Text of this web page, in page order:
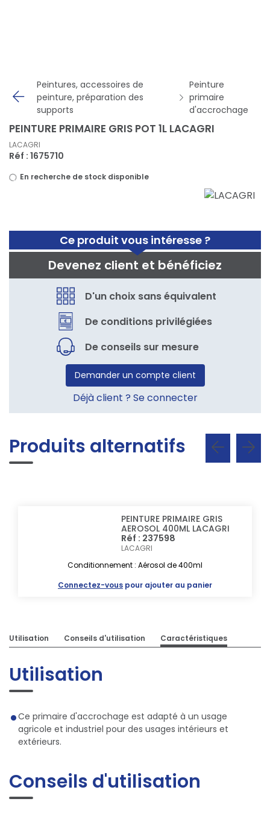
Peintures, accessoires de
peinture, préparation des
supports
Peinture
primaire
d'accrochage
Ce produit vous intéresse ?
Devenez client et bénéficiez
D'un choix sans équivalent
De conditions privilégiées
De conseils sur mesure
Demander un compte client
Déjà client ? Se connecter
PEINTURE PRIMAIRE GRIS POT 1L LACAGRI
LACAGRI
Réf : 1675710
En recherche de stock disponible
Produits alternatifs
PEINTURE PRIMAIRE GRIS
AEROSOL 400ML LACAGRI
Réf : 237598
LACAGRI
Conditionnement : Aérosol de 400ml
Connectez-vous pour ajouter au panier
Utilisation Conseils d'utilisation Caractéristiques
Utilisation
Ce primaire d'accrochage est adapté à un usage
agricole et industriel pour des usages intérieurs et
extérieurs.
Conseils d'utilisation